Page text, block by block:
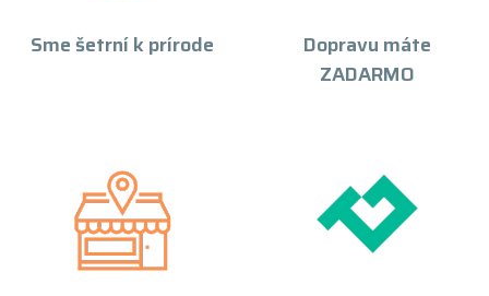
Sme šetrní k prírode
Dopravu máte
ZADARMO